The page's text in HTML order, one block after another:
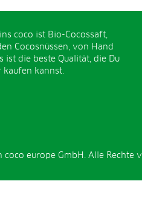
coco ist Bio-Cocossaft,
Cocosnüssen, von Hand
ist die beste Qualität, die Du
kaufen kannst.
europe GmbH. Alle Rechte